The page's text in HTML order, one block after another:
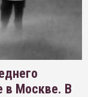
в Москве. В